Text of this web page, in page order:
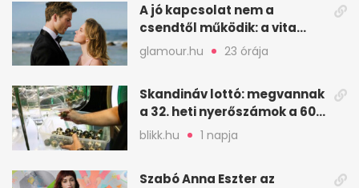
A jó kapcsolat nem a
csendtől működik: a vita
néha egészséges jel
glamour.hu 23 órája
Skandináv lottó: megvannak
a 32. heti nyerőszámok a 600
milliós játékhoz
blikk.hu 1 napja
Szabó Anna Eszter az